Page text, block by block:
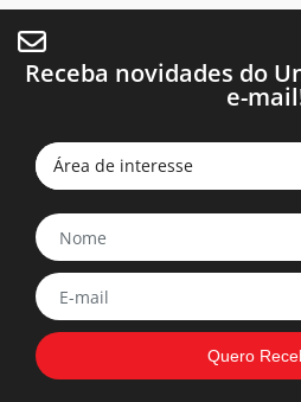
Receba novidades do
e-
Área de interesse